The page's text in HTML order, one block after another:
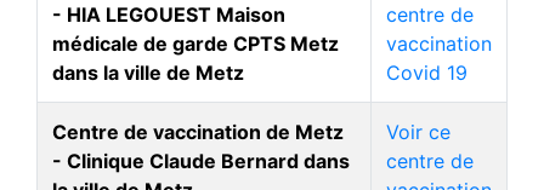
- HIA LEGOUEST Maison
médicale de garde CPTS Metz
dans la ville de Metz
centre de
vaccination
Covid 19
Centre de vaccination de Metz
- Clinique Claude Bernard dans
Voir ce
centre de